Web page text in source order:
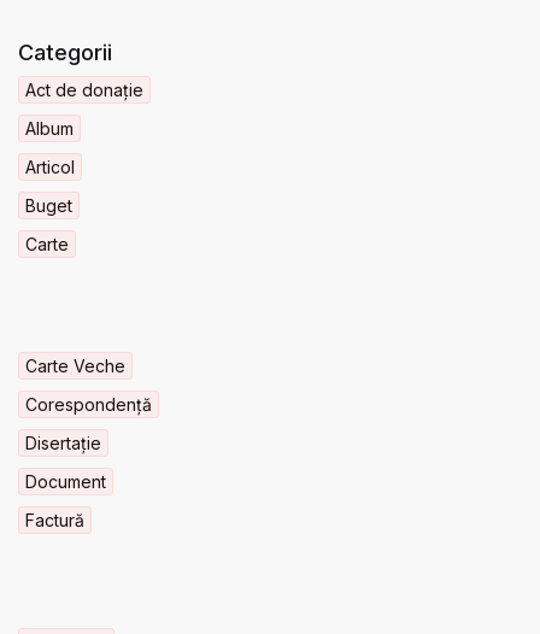
Categorii
Act de donație
Album
Articol
Buget
Carte
Carte Veche
Corespondență
Disertație
Document
Factură